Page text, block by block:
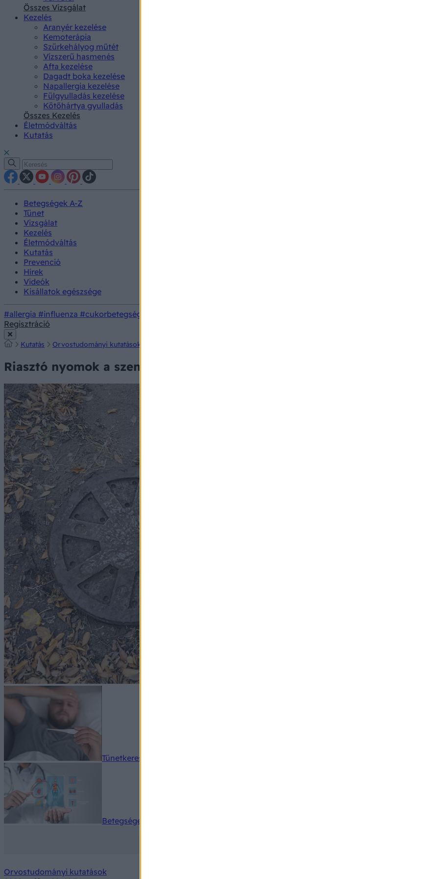
Összes Vizsgálat
Kezelés
Aranyér kezelése
Kemoterápia
Szürkehályog műtét
Vízszerű hasmenés
Afta kezelése
Dagadt boka kezelése
Napallergia kezelése
Fülgyulladás kezelése
Kötőhártya gyulladás
Összes Kezelés
Életmódváltás
Kutatás
Betegségek A-Z
Tünet
Vizsgálat
Kezelés
Életmódváltás
Kutatás
Prevenció
Hírek
Videók
Kisállatok egészsége
#allergia #influenza #cukorbetegség
Regisztráció
Kutatás Orvostudományi kutatások
Riasztó nyomok a szennyvízben: daganatkeltő vírusok terjedését
Tünetkereső
Betegségek A-Z
Orvostudományi kutatások